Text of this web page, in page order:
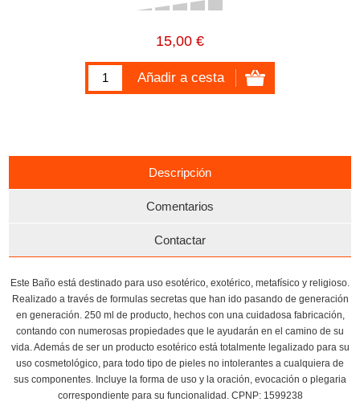
15,00 €
Descripción
Comentarios
Contactar
Este Baño está destinado para uso esotérico, exotérico, metafísico y religioso.
Realizado a través de formulas secretas que han ido pasando de generación
en generación. 250 ml de producto, hechos con una cuidadosa fabricación,
contando con numerosas propiedades que le ayudarán en el camino de su
vida. Además de ser un producto esotérico está totalmente legalizado para su
uso cosmetológico, para todo tipo de pieles no intolerantes a cualquiera de
sus componentes. Incluye la forma de uso y la oración, evocación o plegaria
correspondiente para su funcionalidad. CPNP: 1599238